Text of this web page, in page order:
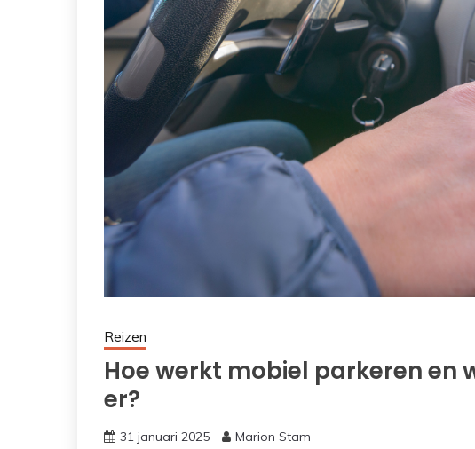
Reizen
Hoe werkt mobiel parkeren en
er?
31 januari 2025 Marion Stam